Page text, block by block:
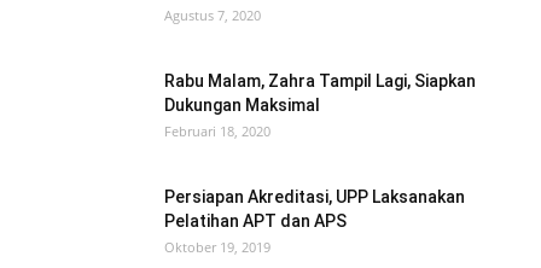
Agustus 7, 2020
Rabu Malam, Zahra Tampil Lagi, Siapkan
Dukungan Maksimal
Februari 18, 2020
Persiapan Akreditasi, UPP Laksanakan
Pelatihan APT dan APS
Oktober 19, 2019